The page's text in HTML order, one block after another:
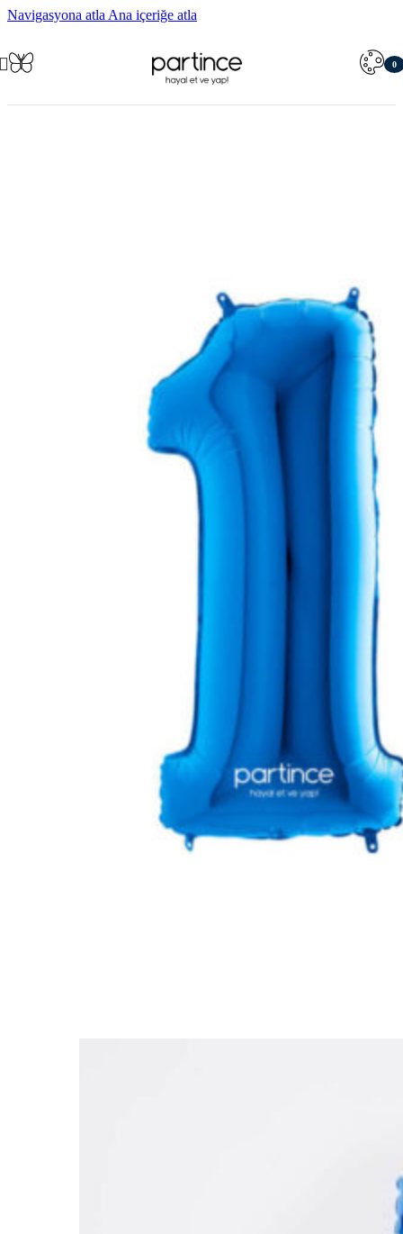
Navigasyona atla Ana içeriğe atla
0